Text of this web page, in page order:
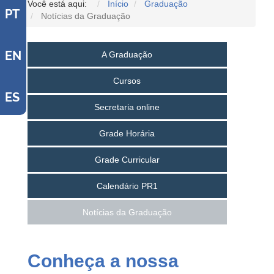
PT
EN
ES
Você está aqui: Início
Graduação
Notícias da Graduação
A Graduação
Cursos
Secretaria online
Grade Horária
Grade Curricular
Calendário PR1
Notícias da Graduação
Conheça a nossa